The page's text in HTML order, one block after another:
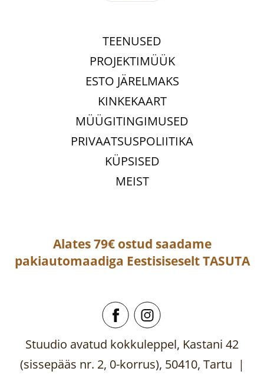
TEENUSED
PROJEKTIMÜÜK
ESTO JÄRELMAKS
KINKEKAART
MÜÜGITINGIMUSED
PRIVAATSUSPOLIITIKA
KÜPSISED
MEIST
Alates 79€ ostud saadame
pakiautomaadiga EestisiseseltTASUTA
Stuudio avatud kokkuleppel, Kastani 42
(sissepääs nr. 2, 0-korrus), 50410, Tartu |